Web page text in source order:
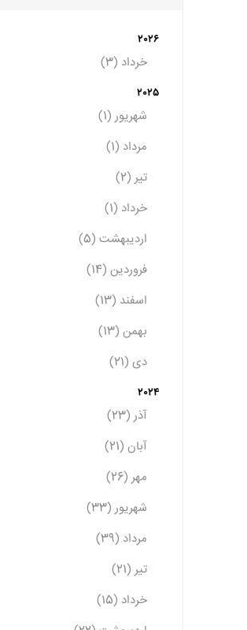
2026
خرداد (3)
2025
شهریور (1)
مرداد (1)
تیر (2)
خرداد (1)
اردیبهشت (5)
فروردین (14)
اسفند (13)
بهمن (13)
دی (21)
2024
آذر (23)
آبان (21)
مهر (26)
شهریور (33)
مرداد (39)
تیر (21)
خرداد (15)